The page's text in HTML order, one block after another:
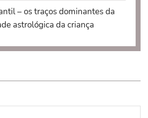
– os traços dominantes da
astrológica da criança